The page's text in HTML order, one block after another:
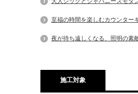
至福の時間を楽しむカウンター
夜が待ち遠しくなる、照明の素
施工対象